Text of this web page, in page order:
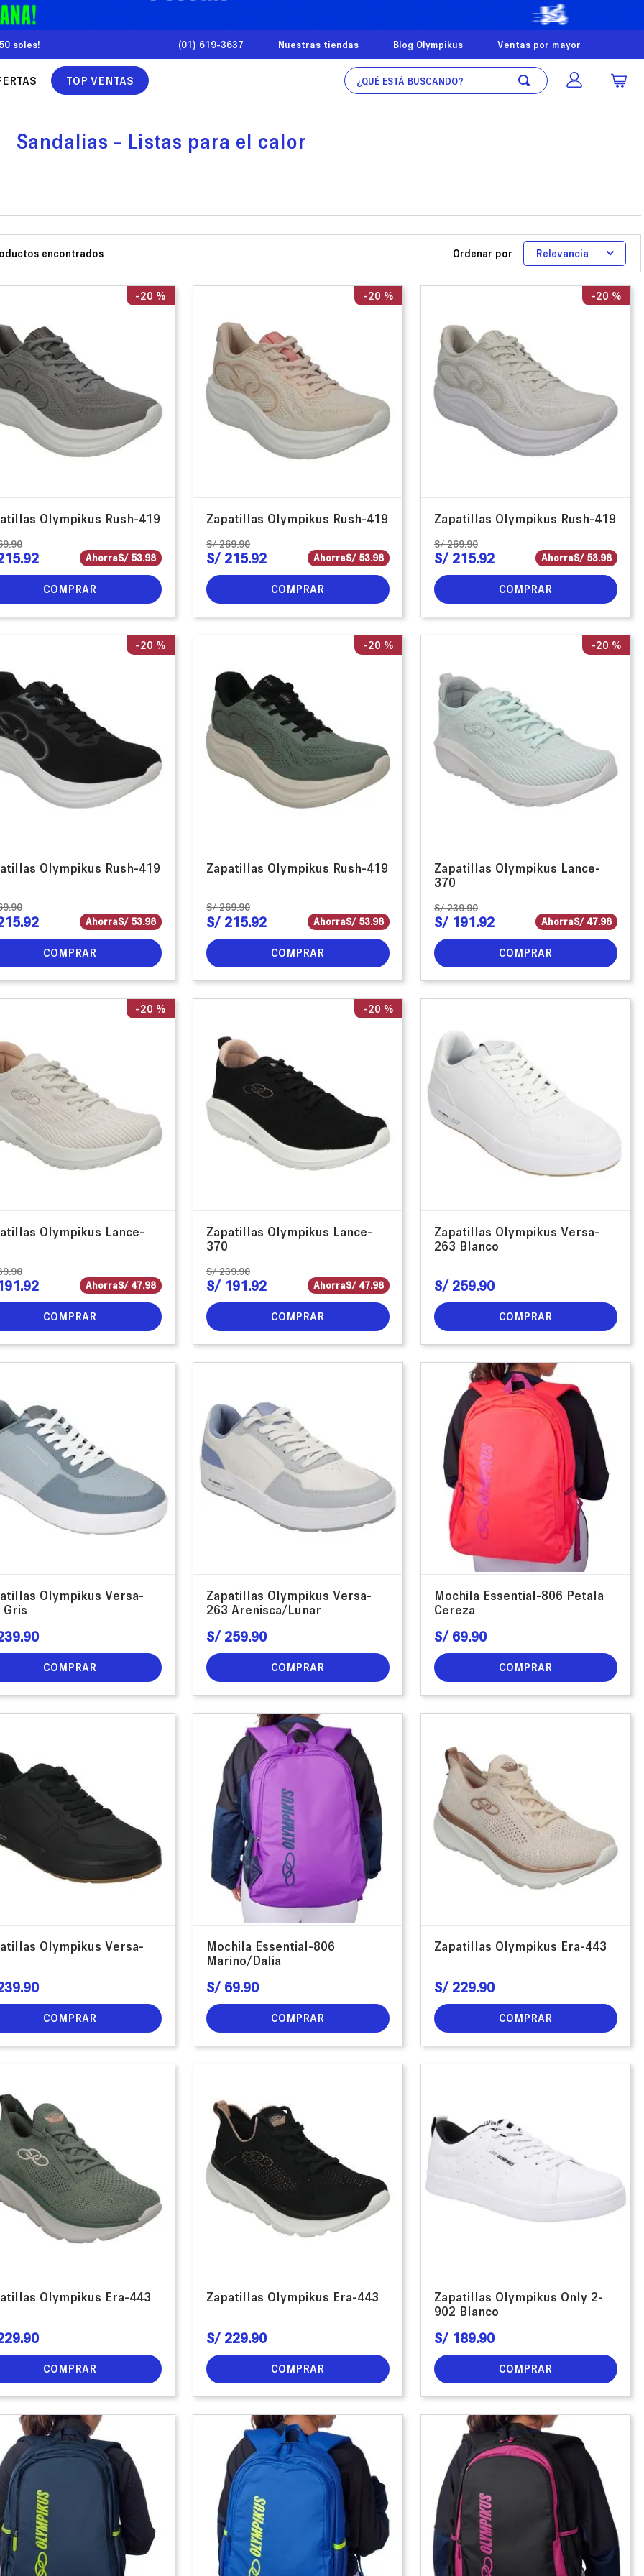
soles! (01) 619-3637 Nuestras tiendas Blog Olympikus Ventas por mayor
TOP VENTAS
¿Qué está buscando?
Sandalias - Listas para el calor
Ordenar por Relevancia
-20 %
Olympikus Rush-419
.90
.92 AhorraS/ 53.98
COMPRAR
-20 %
Zapatillas Olympikus Rush-419
S/ 269.90
S/ 215.92 AhorraS/ 53.98
COMPRAR
-20 %
Zapatillas Olympikus Rush-419
S/ 269.90
S/ 215.92 AhorraS/ 53.98
COMPRAR
-20 %
Olympikus Rush-419
.90
.92 AhorraS/ 53.98
COMPRAR
-20 %
Zapatillas Olympikus Rush-419
S/ 269.90
S/ 215.92 AhorraS/ 53.98
COMPRAR
-20 %
Zapatillas Olympikus Lance-
370
S/ 239.90
S/ 191.92 AhorraS/ 47.98
COMPRAR
-20 %
Olympikus Lance-
.90
.92 AhorraS/ 47.98
COMPRAR
-20 %
Zapatillas Olympikus Lance-
370
S/ 239.90
S/ 191.92 AhorraS/ 47.98
COMPRAR
Zapatillas Olympikus Versa-
263 Blanco
S/ 259.90
COMPRAR
Olympikus Versa-
Gris
.90
COMPRAR
Zapatillas Olympikus Versa-
263 Arenisca/Lunar
S/ 259.90
COMPRAR
Mochila Essential-806 Petala
Cereza
S/ 69.90
COMPRAR
Olympikus Versa-
.90
COMPRAR
Mochila Essential-806
Marino/Dalia
S/ 69.90
COMPRAR
Zapatillas Olympikus Era-443
S/ 229.90
COMPRAR
Olympikus Era-443
.90
COMPRAR
Zapatillas Olympikus Era-443
S/ 229.90
COMPRAR
Zapatillas Olympikus Only 2-
902 Blanco
S/ 189.90
COMPRAR